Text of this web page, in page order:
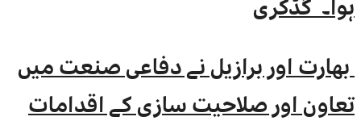
ہوا۔ گڈکری
بھارت اور برازیل نے دفاعی صنعت میں
تعاون اور صلاحیت سازی کے اقدامات